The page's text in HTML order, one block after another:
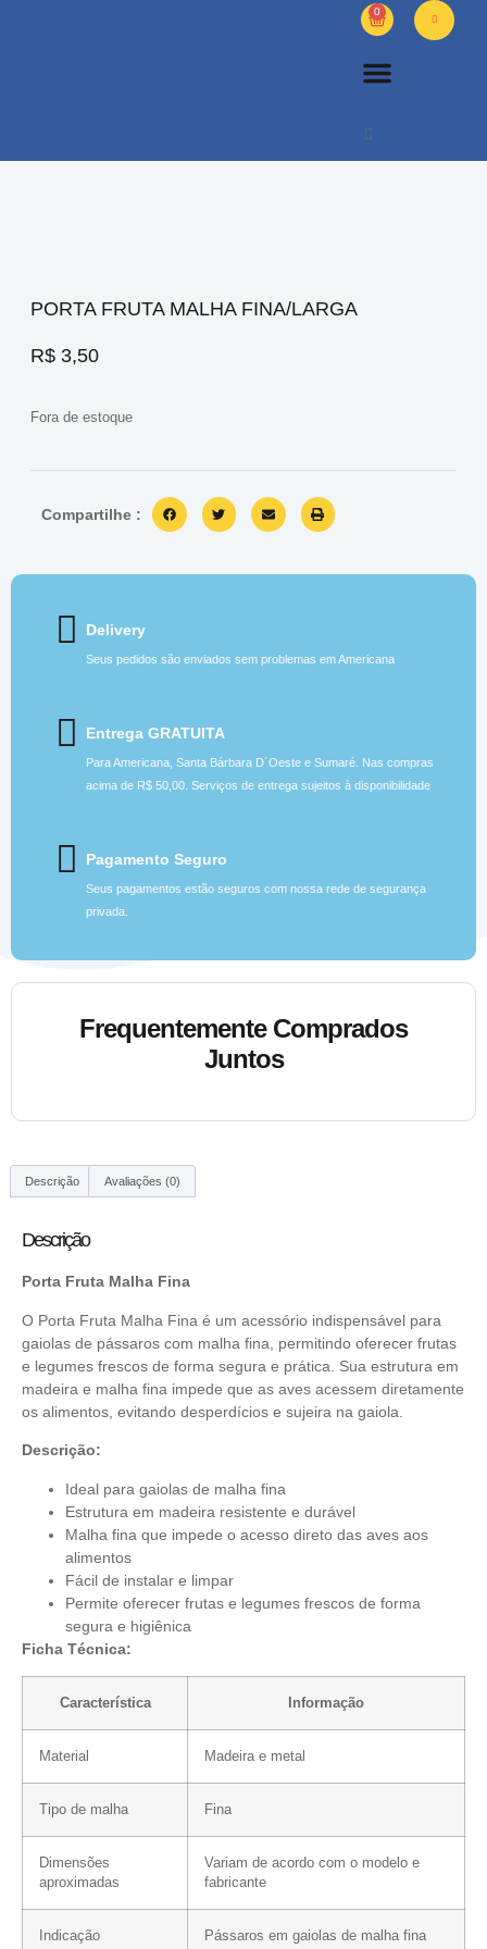
0
PORTA FRUTA MALHA FINA/LARGA
R$ 3,50
Fora de estoque
Compartilhe :
Delivery
Seus pedidos são enviados sem problemas em Americana
Entrega GRATUITA
Para Americana, Santa Bárbara D´Oeste e Sumaré. Nas compras
acima de R$ 50,00. Serviços de entrega sujeitos à disponibilidade
Pagamento Seguro
Seus pagamentos estão seguros com nossa rede de segurança
privada.
Frequentemente Comprados
Juntos
Descrição Avaliações (0)
Descrição
Porta Fruta Malha Fina
O Porta Fruta Malha Fina é um acessório indispensável para
gaiolas de pássaros com malha fina, permitindo oferecer frutas
e legumes frescos de forma segura e prática. Sua estrutura em
madeira e malha fina impede que as aves acessem diretamente
os alimentos, evitando desperdícios e sujeira na gaiola.
Descrição:
Ideal para gaiolas de malha fina
Estrutura em madeira resistente e durável
Malha fina que impede o acesso direto das aves aos
alimentos
Fácil de instalar e limpar
Permite oferecer frutas e legumes frescos de forma
segura e higiênica
Ficha Técnica:
Característica Informação
Material Madeira e metal
Tipo de malha Fina
Dimensões
aproximadas
Variam de acordo com o modelo e
fabricante
Indicação Pássaros em gaiolas de malha fina